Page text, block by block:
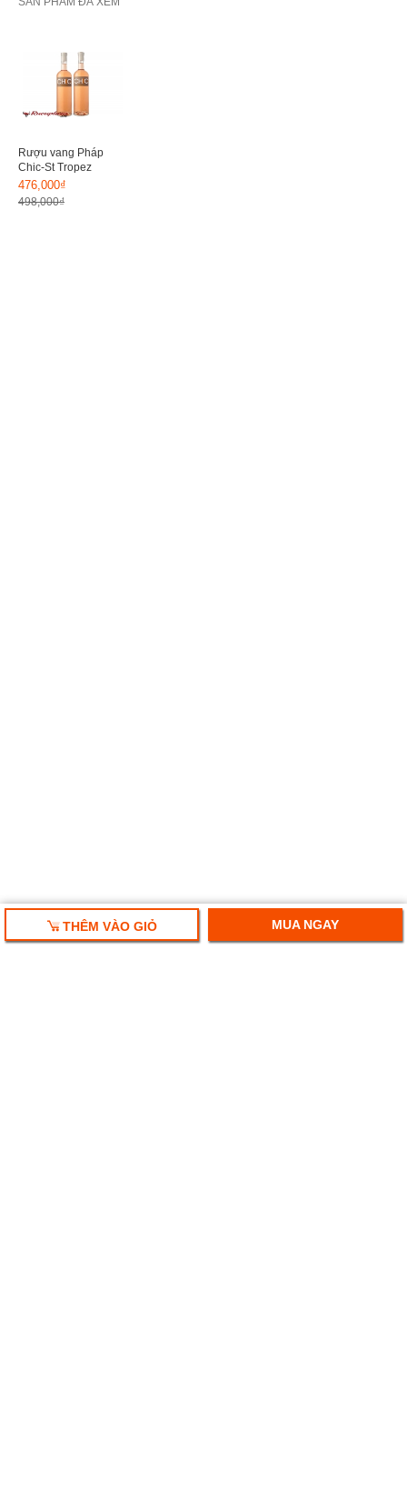
Rượu vang Pháp
Chic-St Tropez
476,000₫
498,000₫
THÊM VÀO GIỎ MUA NGAY